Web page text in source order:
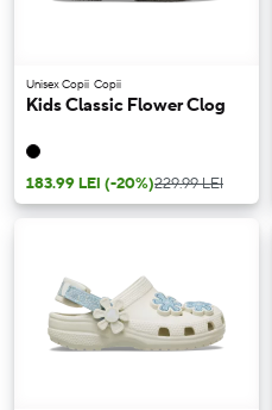
Unisex Copii Copii
Kids Classic Flower Clog
183.99 LEI (-20%)229.99 LEI